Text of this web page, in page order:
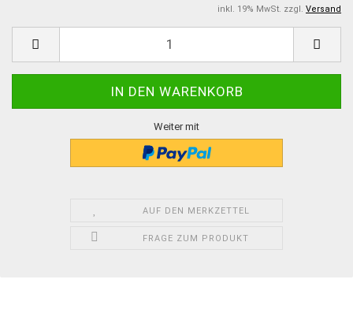
inkl. 19% MwSt. zzgl. Versand
Weiter mit
AUF DEN MERKZETTEL
FRAGE ZUM PRODUKT